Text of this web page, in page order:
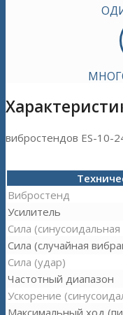
вибростендов ES-10-
Вибростенд
Усилитель
Сила
Сила (случайная
Сила (удар)
Частотный диапазон
Ускорение
Максимальный ход